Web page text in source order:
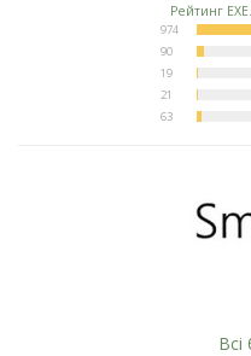
Всі